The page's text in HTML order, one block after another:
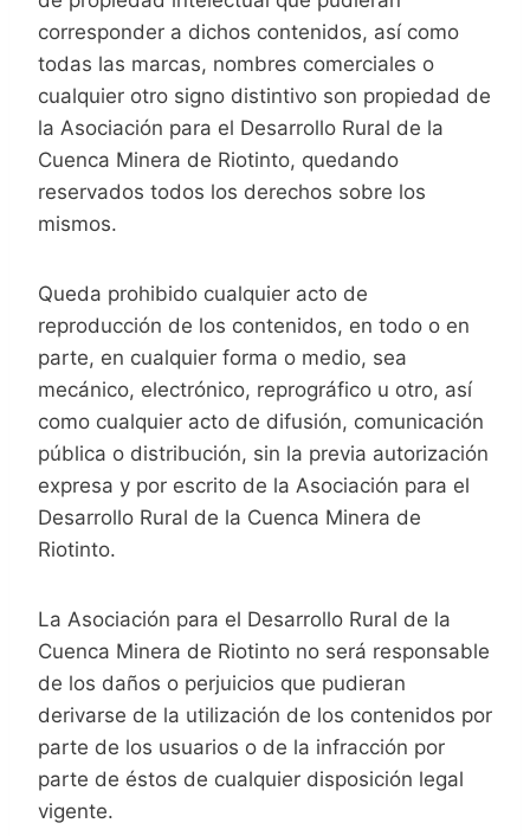
corresponder a dichos contenidos, así como
todas las marcas, nombres comerciales o
cualquier otro signo distintivo son propiedad de
la Asociación para el Desarrollo Rural de la
Cuenca Minera de Riotinto, quedando
reservados todos los derechos sobre los
mismos.
Queda prohibido cualquier acto de
reproducción de los contenidos, en todo o en
parte, en cualquier forma o medio, sea
mecánico, electrónico, reprográfico u otro, así
como cualquier acto de difusión, comunicación
pública o distribución, sin la previa autorización
expresa y por escrito de la Asociación para el
Desarrollo Rural de la Cuenca Minera de
Riotinto.
La Asociación para el Desarrollo Rural de la
Cuenca Minera de Riotinto no será responsable
de los daños o perjuicios que pudieran
derivarse de la utilización de los contenidos por
parte de los usuarios o de la infracción por
parte de éstos de cualquier disposición legal
vigente.